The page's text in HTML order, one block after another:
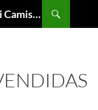
Chandal de Chelsea 2024 2025 | Mi Camiseta Futbol